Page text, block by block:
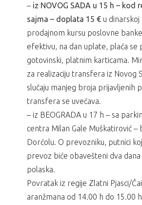
– iz NOVOG SADA u 15 h – kod
sajma – doplata 15 € u
prodajnom kursu poslovne banke
efektivu, na dan uplate, plaća se
gotovinski, platnim karticama.
za realizaciju transfera iz Novog
slučaju manjeg broja prijavljenih
transfera se uvećava.
– iz BEOGRADA u 17 h – sa
centra Milan Gale Muškatirović –
Dorćolu. O prevozniku, putnici
prevoz biće obavešteni dva
polaska.
Povratak iz regije Zlatni Pjasci/
aranžmana od 14.00 h do 15.00